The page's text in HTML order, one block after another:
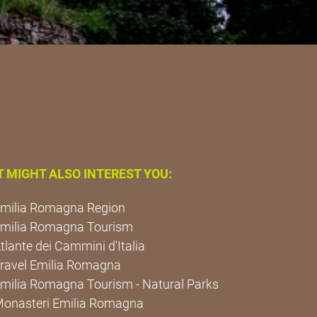
MIGHT ALSO INTEREST YOU:
Romagna Region
Romagna Tourism
dei Cammini d'Italia
Emilia Romagna
Romagna Tourism - Natural Parks
Emilia Romagna